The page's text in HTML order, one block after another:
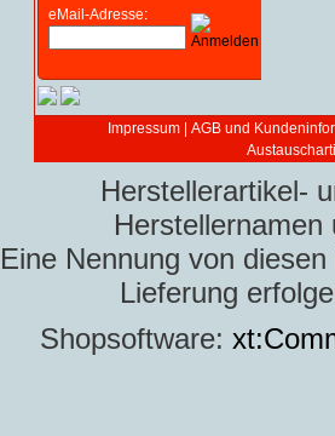
eMail-Adresse:
Impressum AGB und
Herstellerartikel-
Eine Nennung von
Lieferung
Shopsoftware: